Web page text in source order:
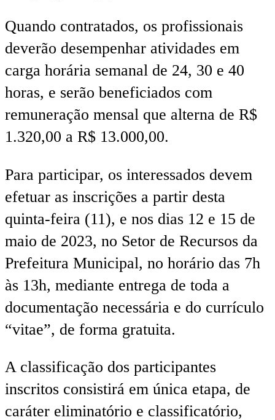
Quando contratados, os profissionais
deverão desempenhar atividades em
carga horária semanal de 24, 30 e 40
horas, e serão beneficiados com
remuneração mensal que alterna de R$
1.320,00 a R$ 13.000,00.
Para participar, os interessados devem
efetuar as inscrições a partir desta
quinta-feira (11), e nos dias 12 e 15 de
maio de 2023, no Setor de Recursos da
Prefeitura Municipal, no horário das 7h
às 13h, mediante entrega de toda a
documentação necessária e do currículo
“vitae”, de forma gratuita.
A classificação dos participantes
inscritos consistirá em única etapa, de
caráter eliminatório e classificatório,